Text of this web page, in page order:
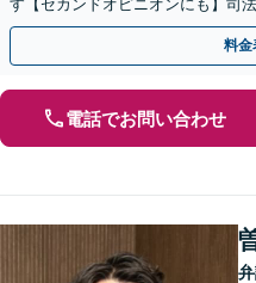
す【セカンドオピニオンにも】司
農地や山林などもお任せください
料金
電話でお問い合わせ